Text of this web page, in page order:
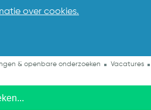
over cookies.
& openbare onderzoeken Vacatures